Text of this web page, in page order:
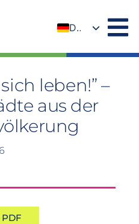
DE
leben!” –
aus der